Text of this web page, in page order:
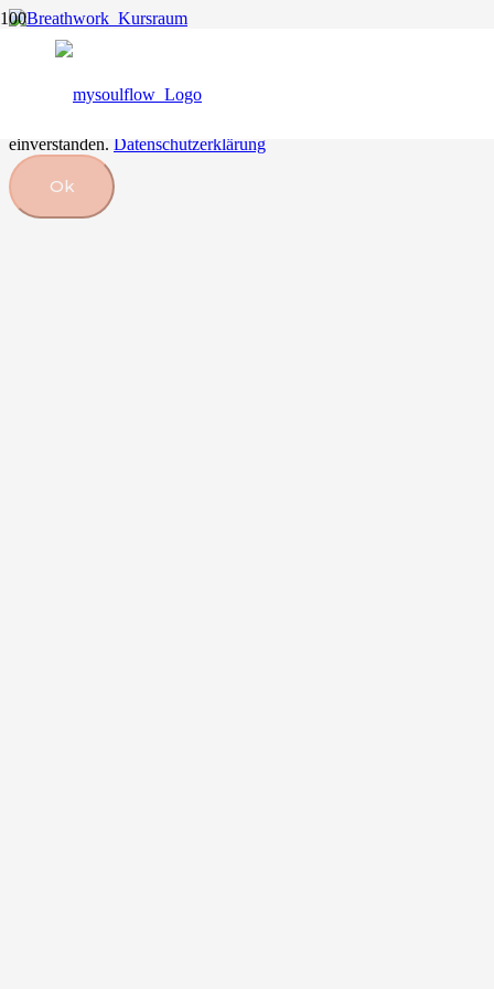
Breathwork in Bali
Diese Website verwendet Cookies, um Ihr Erlebnis zu verbessern.
einverstanden. Datenschutzerklärung
Ok